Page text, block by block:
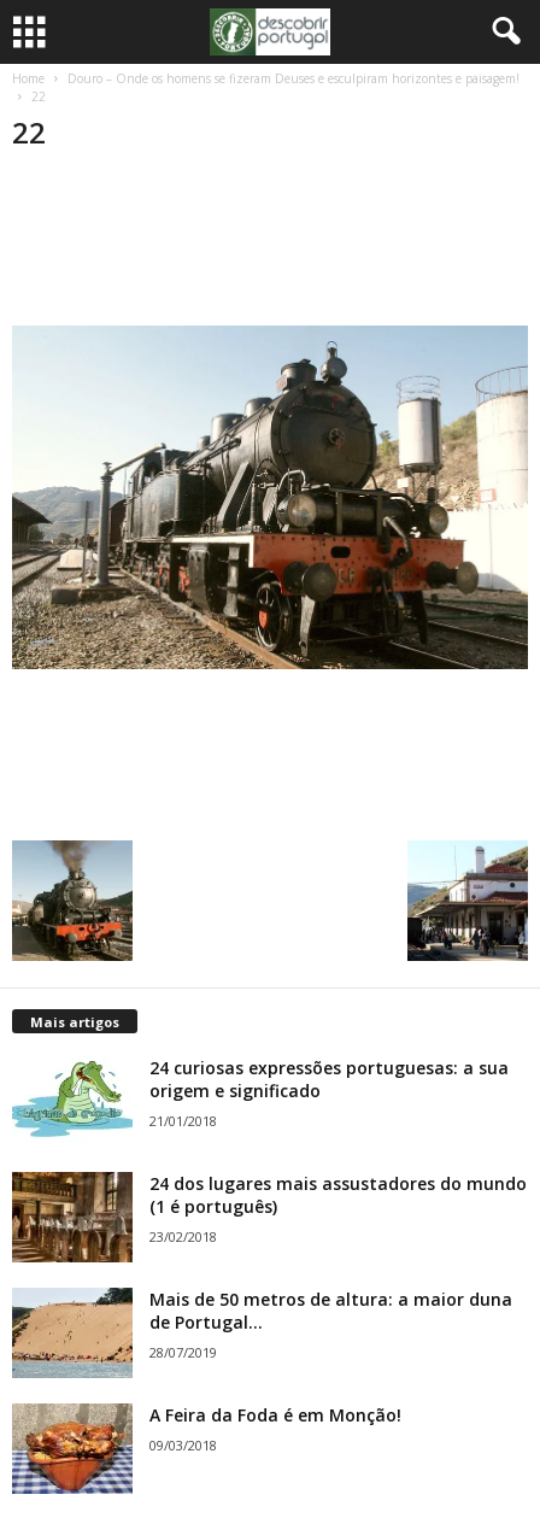
Home
Douro – Onde os homens se fizeram Deuses e esculpiram horizontes e paisagem!
22
22
Mais artigos
24 curiosas expressões portuguesas: a sua
origem e significado
21/01/2018
24 dos lugares mais assustadores do mundo
(1 é português)
23/02/2018
Mais de 50 metros de altura: a maior duna
de Portugal...
28/07/2019
A Feira da Foda é em Monção!
09/03/2018